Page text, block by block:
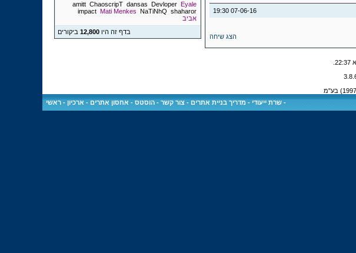
07-06-16
19:30
הצג שיחה
amitt ChaoscripT dansas Devloper Eyale
impact Mati Menkes NaTiNhQ shaharor
אביב
בדף זה היו12,800 ביקורים
22:37
- שרת ייעודי - מדריך בניית אתרים - צור קשר - הוסטס - אחסון אתרים - ארכיון - ראשי